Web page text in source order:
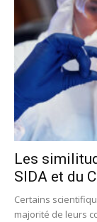
Les
SIDA et du
Certains
majorité de leurs